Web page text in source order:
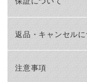
返品・キャンセル
注意事項